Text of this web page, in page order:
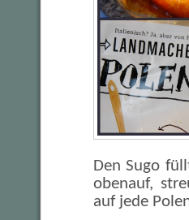
Den Sugo
obenauf,
auf jede